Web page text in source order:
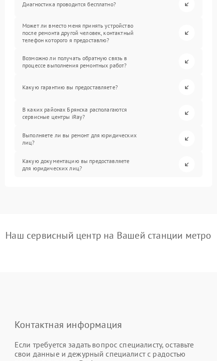
Диагностика проводится бесплатно?
Может ли вместо меня принять устройство
после ремонта другой человек, контактный
телефон которого я предоставлю?
Возможно ли получать обратную связь в
процессе выполнения ремонтных работ?
Какую гарантию вы предоставляете?
В каких районах Брянска располагаются
сервисные центры iRay?
Выполняете ли вы ремонт для юридических
лиц?
Какую документацию вы предоставляете
для юридических лиц?
Наш сервисный центр на Вашей станции метро
Контактная информация
Если требуется задать вопрос специалисту, оставьте
свои данные и дежурный специалист с радостью